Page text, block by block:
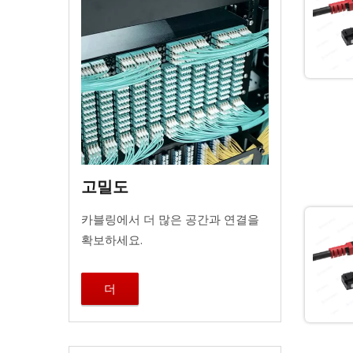
고밀도
카블링에서 더 많은 공간과 연결을
확보하세요.
더